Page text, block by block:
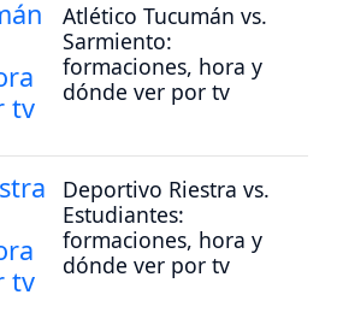
Atlético Tucumán vs.
Sarmiento:
formaciones, hora y
dónde ver por tv
Deportivo Riestra vs.
Estudiantes:
formaciones, hora y
dónde ver por tv